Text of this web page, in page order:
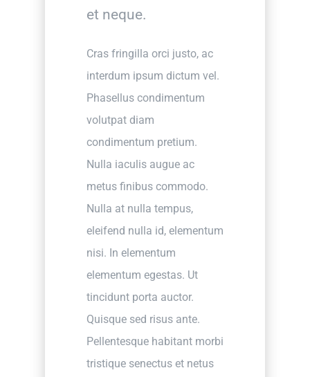
et neque.
Cras fringilla orci justo, ac
interdum ipsum dictum vel.
Phasellus condimentum
volutpat diam
condimentum pretium.
Nulla iaculis augue ac
metus finibus commodo.
Nulla at nulla tempus,
eleifend nulla id, elementum
nisi. In elementum
elementum egestas. Ut
tincidunt porta auctor.
Quisque sed risus ante.
Pellentesque habitant morbi
tristique senectus et netus